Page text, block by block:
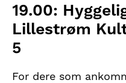
19.00:
Lillestrøm
5
For dere som